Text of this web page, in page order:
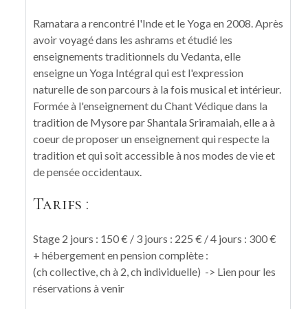
Ramatara a rencontré l'Inde et le Yoga en 2008. Après
avoir voyagé dans les ashrams et étudié les
enseignements traditionnels du Vedanta, elle
enseigne un Yoga Intégral qui est l'expression
naturelle de son parcours à la fois musical et intérieur.
Formée à l'enseignement du Chant Védique dans la
tradition de Mysore par Shantala Sriramaiah, elle a à
coeur de proposer un enseignement qui respecte la
tradition et qui soit accessible à nos modes de vie et
de pensée occidentaux.
Tarifs :
Stage 2 jours : 150 € / 3 jours : 225 € / 4 jours : 300 €
+ hébergement en pension complète :
(ch collective, ch à 2, ch individuelle) -> Lien pour les
réservations à venir